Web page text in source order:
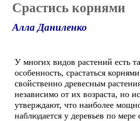
Срастись корнями
Алла Даниленко
У многих видов растений есть
особенность, срастаться
свойственно древесным
независимо от их возраста, но
утверждают, что наиболее
наблюдается у деревьев по мере